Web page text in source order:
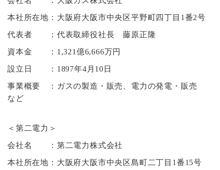
本社所在地：大阪府大阪市中央区平野町四丁目1番2号
代表者 ：代表取締役社長 藤原正隆
資本金 ：1,321億6,666万円
設立日 ：1897年4月10日
事業概要 ：ガスの製造・販売、電力の発電・販売
など
＜第二電力＞
会社名 ：第二電力株式会社
本社所在地：大阪府大阪市中央区島町二丁目1番15号